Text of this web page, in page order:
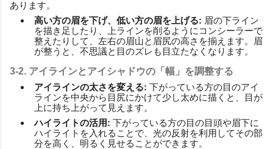
あります。
高い方の眉を下げ、低い方の眉を上げる: 眉の下ライン
を描き足したり、上ラインを削るようにコンシーラーで
整えたりして、左右の眉山と眉尻の高さを揃えます。眉
が整うと、不思議と目のズレも目立たなくなります。
3-2. アイラインとアイシャドウの「幅」を調整する
アイラインの太さを変える: 下がっている方の目のアイ
ラインを中央から目尻にかけて少し太めに描くと、目が
上に持ち上がって見えます。
ハイライトの活用: 下がっている方の目の目頭や眉下に
ハイライトを入れることで、光の反射を利用してその部
分を高く、明るく見せることができます。